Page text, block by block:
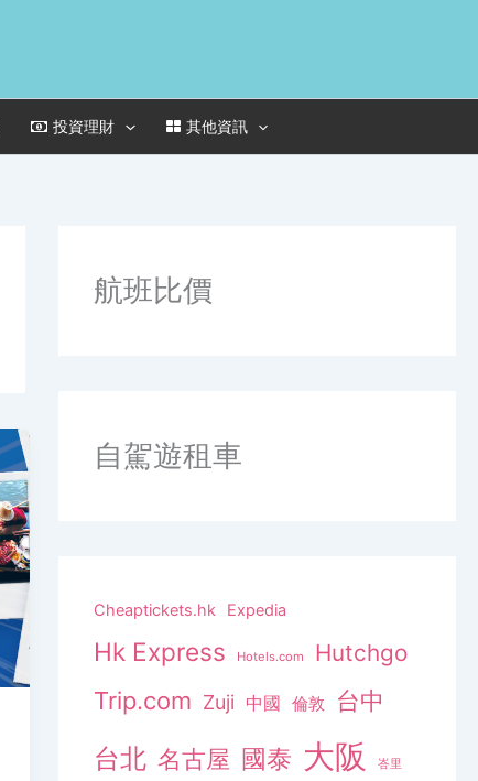
投資理財 其他資訊
航班比價
自駕遊租車
Cheaptickets.hk Expedia
Hk Express Hotels.com Hutchgo
Trip.com Zuji 中國 倫敦 台中
台北 名古屋 國泰 大阪 峇里